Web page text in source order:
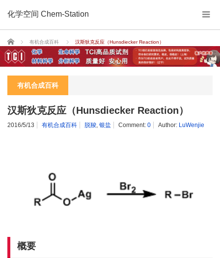
化学空间 Chem-Station
Home 有机合成百科 汉斯狄克反应（Hunsdiecker Reaction）
有机合成百科
汉斯狄克反应（Hunsdiecker Reaction）
2016/5/13 有机合成百科 脱羧 银盐 Comment: 0 Author: LuWenjie
概要